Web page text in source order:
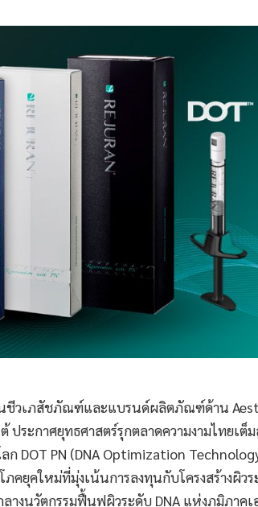
นชีวเภสัชภัณฑ์และแบรนด์ผลิตภัณฑ์ด้าน
ประกาศยุทธศาสตร์รุกตลาดความงามไทยเ
DOT PN (DNA Optimization
คยุคใหม่ที่มุ่งเน้นการลงทุนกับโครงสร้างผิวร
งนวัตกรรมฟื้นฟูผิวระดับ DNA แห่งภูมิภาค